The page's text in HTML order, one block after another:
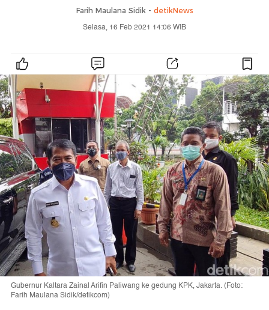
Farih Maulana Sidik - detikNews
Selasa, 16 Feb 2021 14:06 WIB
Gubernur Kaltara Zainal Arifin Paliwang ke gedung KPK, Jakarta. (Foto:
Farih Maulana Sidik/detikcom)